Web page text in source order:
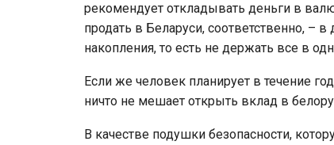
рекомендует откладывать деньги в
продать в Беларуси, соответственно, –
накопления, то есть не держать все в
Если же человек планирует в течение
ничто не мешает открыть вклад в
В качестве подушки безопасности,